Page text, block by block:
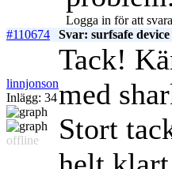
Logga in för att svara
#110674
Svar: surfsafe device
linnjonson
Inlägg: 34
offline
Tack!
med
Stort